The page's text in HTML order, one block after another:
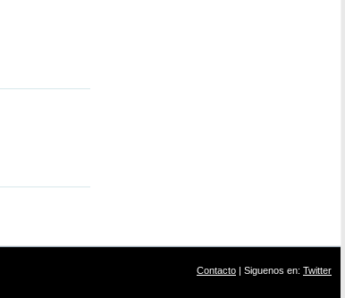
Contacto | Siguenos en: Twitter